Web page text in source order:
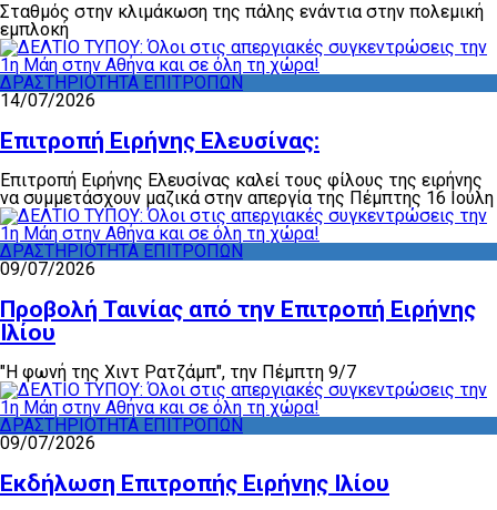
Σταθμός στην κλιμάκωση της πάλης ενάντια στην πολεμική
εμπλοκή
ΔΡΑΣΤΗΡΙΟΤΗΤΑ ΕΠΙΤΡΟΠΩΝ
14/07/2026
Επιτροπή Ειρήνης Ελευσίνας:
Επιτροπή Ειρήνης Ελευσίνας καλεί τους φίλους της ειρήνης
να συμμετάσχουν μαζικά στην απεργία της Πέμπτης 16 Ιούλη
ΔΡΑΣΤΗΡΙΟΤΗΤΑ ΕΠΙΤΡΟΠΩΝ
09/07/2026
Προβολή Ταινίας από την Επιτροπή Ειρήνης
Ιλίου
"Η φωνή της Χιντ Ρατζάμπ", την Πέμπτη 9/7
ΔΡΑΣΤΗΡΙΟΤΗΤΑ ΕΠΙΤΡΟΠΩΝ
09/07/2026
Εκδήλωση Επιτροπής Ειρήνης Ιλίου